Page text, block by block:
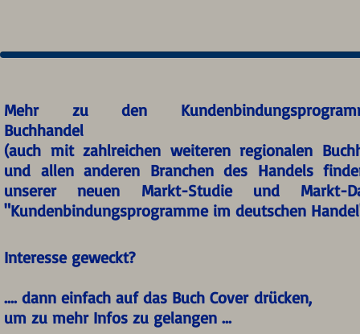
Mehr zu den
Buchhandel
(auch mit zahlreichen weiteren regionalen
und allen anderen Branchen des Handels
unserer neuen Markt-Studie und Markt-
"Kundenbindungsprogramme im deutschen
Interesse geweckt?
.... dann einfach auf das Buch Cover drücken,
um zu mehr Infos zu gelangen ...